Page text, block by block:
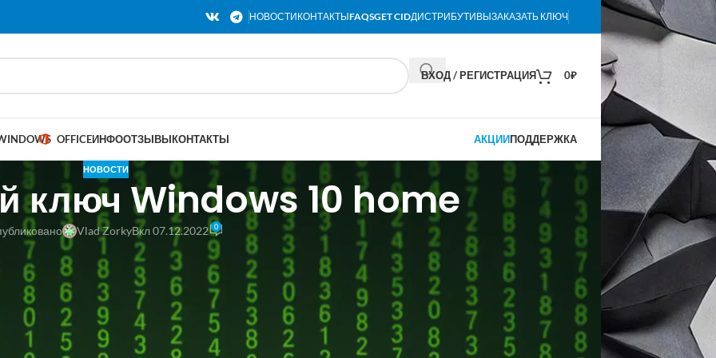
НОВОСТИКОНТАКТЫFAQSGET CIDДИСТРИБУТИВЫЗАКАЗАТЬ КЛЮЧ
ВХОД / РЕГИСТРАЦИЯ 0₽
OFFICEИНФООТЗЫВЫКОНТАКТЫ АКЦИИПОДДЕРЖКА
НОВОСТИ
ключ Windows 10 home
Vlad ZorkyВкл 07.12.2022 0
ключ Windows 10 home. Особенности версии
Microsoft предлагает много версий программного обеспечения под самые разные
задачи, в том числе для домашнего использования. Предложение подходит
большей части пользователей, поскольку обеспечивает наличие всего
необходимого. Характерен упрощенный функционал, добавлены нужные